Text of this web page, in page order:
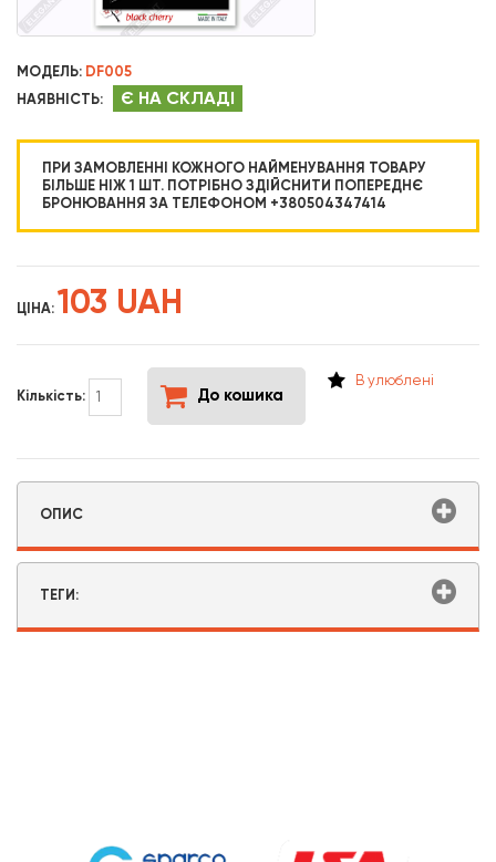
МОДЕЛЬ: DF005
НАЯВНІСТЬ:
Є НА СКЛАДІ
ПРИ ЗАМОВЛЕННІ КОЖНОГО НАЙМЕНУВАННЯ ТОВАРУ
БІЛЬШЕ НІЖ 1 ШТ. ПОТРІБНО ЗДІЙСНИТИ ПОПЕРЕДНЄ
БРОНЮВАННЯ ЗА ТЕЛЕФОНОМ +380504347414
ЦІНА: 103 UAH
Кількість: До кошика
В улюблені
ОПИС
ТЕГИ: